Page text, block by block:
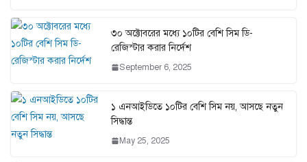
৩০ অক্টোবরের মধ্যে ১০টির বেশি সিম ডি-
রেজিস্টার করার নির্দেশ
September 6, 2025
১ এনআইডিতে ১০টির বেশি সিম নয়, আসছে নতুন
সিদ্ধান্ত
May 25, 2025